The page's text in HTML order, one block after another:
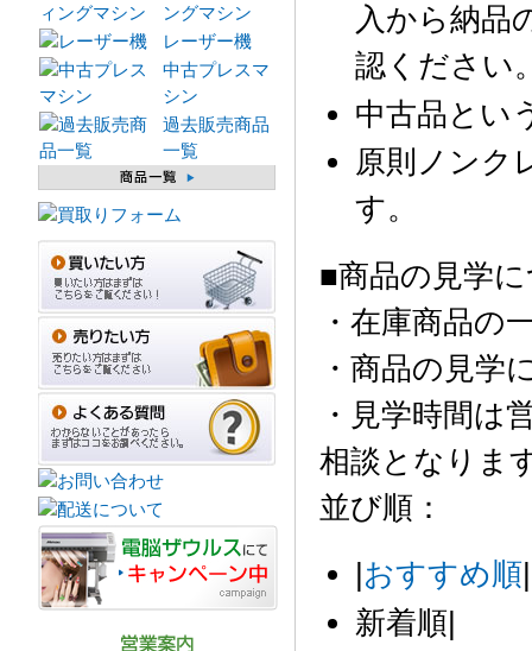
入から納品
認ください
中古品とい
原則ノンク
す。
■商品の見学
・在庫商品の
・商品の見学
・見学時間は
相談となりま
並び順：
|おすすめ順|
新着順|
ングマシン
レーザー機
中古プレスマ
シン
過去販売商品
一覧